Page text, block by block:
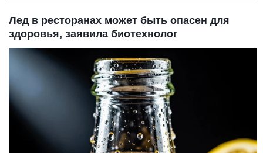
Лед в ресторанах может быть опасен для
здоровья, заявила биотехнолог